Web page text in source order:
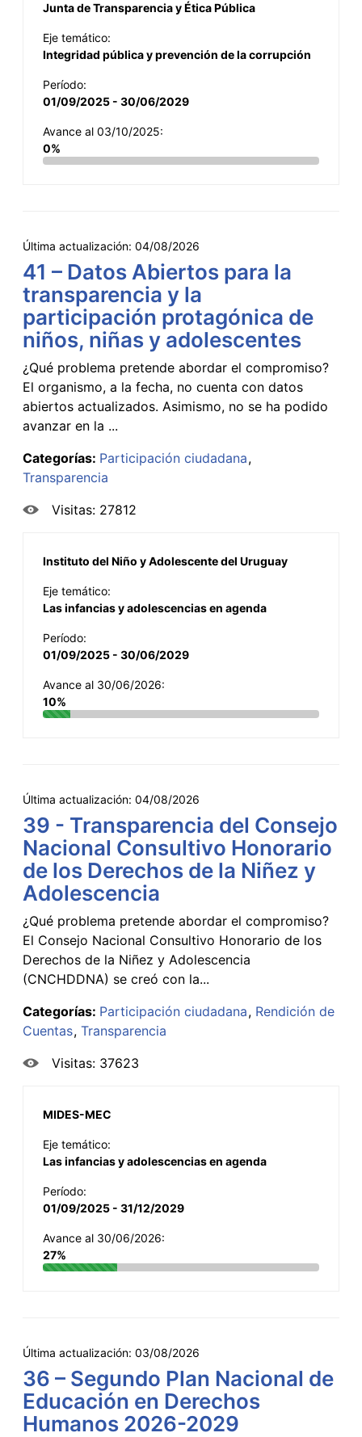
Junta de Transparencia y Ética Pública
Eje temático:
Integridad pública y prevención de la corrupción
Período:
01/09/2025 - 30/06/2029
Avance al 03/10/2025:
0%
Última actualización: 04/08/2026
41 – Datos Abiertos para la
transparencia y la
participación protagónica de
niños, niñas y adolescentes
¿Qué problema pretende abordar el compromiso?
El organismo, a la fecha, no cuenta con datos
abiertos actualizados. Asimismo, no se ha podido
avanzar en la ...
Categorías: Participación ciudadana
Transparencia
Visitas: 27812
Instituto del Niño y Adolescente del Uruguay
Eje temático:
Las infancias y adolescencias en agenda
Período:
01/09/2025 - 30/06/2029
Avance al 30/06/2026:
10%
Última actualización: 04/08/2026
39 - Transparencia del Consejo
Nacional Consultivo Honorario
de los Derechos de la Niñez y
Adolescencia
¿Qué problema pretende abordar el compromiso?
El Consejo Nacional Consultivo Honorario de los
Derechos de la Niñez y Adolescencia
(CNCHDDNA) se creó con la...
Categorías: Participación ciudadana Rendición de
Cuentas Transparencia
Visitas: 37623
MIDES-MEC
Eje temático:
Las infancias y adolescencias en agenda
Período:
01/09/2025 - 31/12/2029
Avance al 30/06/2026:
27%
Última actualización: 03/08/2026
36 – Segundo Plan Nacional de
Educación en Derechos
Humanos 2026-2029